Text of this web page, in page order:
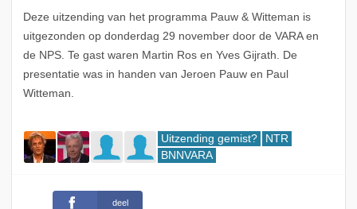
Deze uitzending van het programma Pauw & Witteman is
uitgezonden op donderdag 29 november door de VARA en
de NPS. Te gast waren Martin Ros en Yves Gijrath. De
presentatie was in handen van Jeroen Pauw en Paul
Witteman.
Uitzending gemist?
NTR
BNNVARA
deel